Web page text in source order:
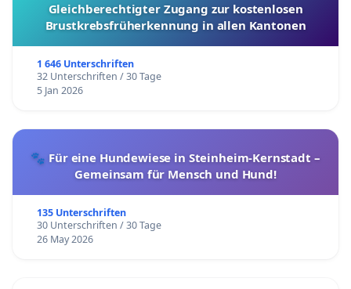
Gleichberechtigter Zugang zur kostenlosen
Brustkrebsfrüherkennung in allen Kantonen
1 646 Unterschriften
32 Unterschriften / 30 Tage
5 Jan 2026
🐾 Für eine Hundewiese in Steinheim-Kernstadt –
Gemeinsam für Mensch und Hund!
135 Unterschriften
30 Unterschriften / 30 Tage
26 May 2026